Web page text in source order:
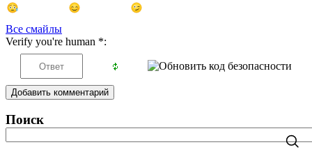
Все смайлы
Verify you're human *:
Добавить комментарий
Поиск